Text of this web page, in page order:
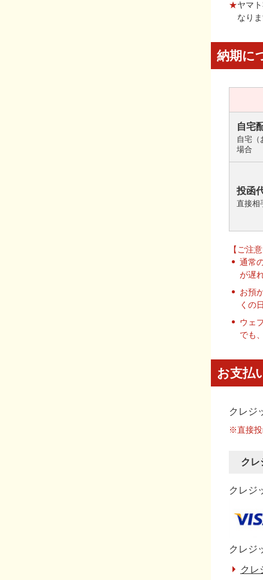
★ヤマ
なりま
納期に
自宅
自宅（
場合
投函
直接相
【ご注意
通常
が遅
お預
くの
ウェ
でも
お支払
クレジ
※直接投
クレ
クレジ
クレジ
クレ